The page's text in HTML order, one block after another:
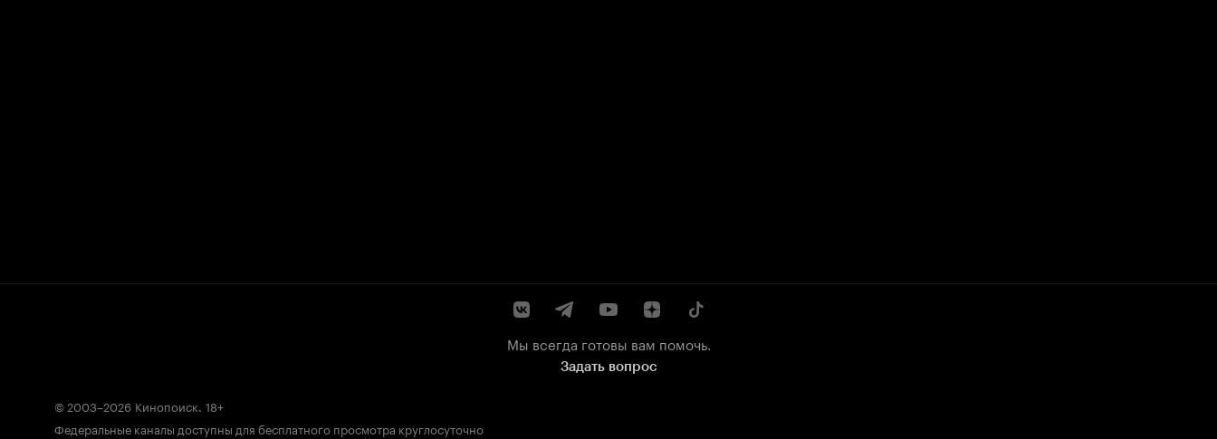
Мы всегда готовы вам помочь.
Задать вопрос
© 2003–2026 Кинопоиск. 18+
Федеральные каналы доступны для бесплатного просмотра круглосуточно